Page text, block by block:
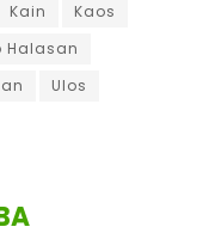
Kain
Kaos
Halasan
Ulos